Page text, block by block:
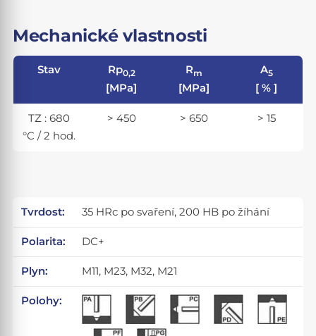
Mechanické vlastnosti
Stav Rp0,2
[MPa]
Rm
[MPa]
A5
[ % ]
TZ : 680
°C / 2 hod.
> 450 > 650 > 15
Tvrdost: 35 HRc po svaření, 200 HB po žíhání
Polarita: DC+
Plyn: M11, M23, M32, M21
Polohy: